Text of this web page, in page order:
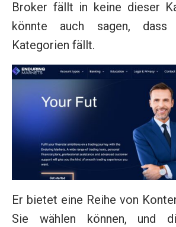
Broker fällt in keine dieser
könnte auch sagen,
Kategorien fällt.
Er bietet eine Reihe von
Sie wählen können, und